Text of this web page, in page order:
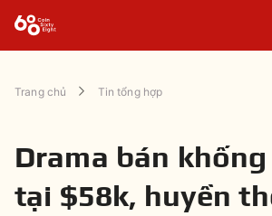
Trang chủ Tin tổng hợp
Drama bán
tại $58k, huyền